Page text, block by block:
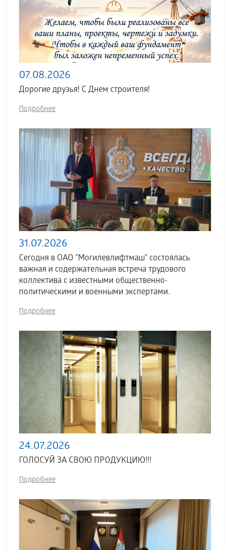
07.08.2026
Дорогие друзья! С Днем строителя!
Подробнее
31.07.2026
Сегодня в ОАО "Могилевлифтмаш" состоялась
важная и содержательная встреча трудового
коллектива с известными общественно-
политическими и военными экспертами.
Подробнее
24.07.2026
ГОЛОСУЙ ЗА СВОЮ ПРОДУКЦИЮ!!!
Подробнее